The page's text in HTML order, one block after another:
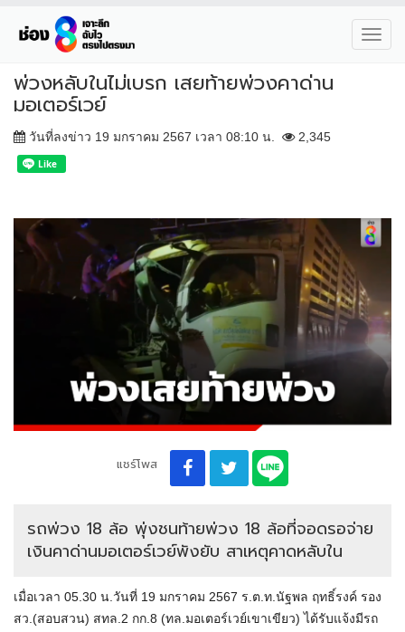
พ่วงหลับในไม่เบรก เสยท้ายพ่วงคาด่าน
มอเตอร์เวย์
วันที่ลงข่าว 19 มกราคม 2567 เวลา 08:10 น. 2,345
แชร์โพส
รถพ่วง 18 ล้อ พุ่งชนท้ายพ่วง 18 ล้อที่จอดรอจ่าย
เงินคาด่านมอเตอร์เวย์พังยับ สาเหตุคาดหลับใน
เมื่อเวลา 05.30 น.วันที่ 19 มกราคม 2567 ร.ต.ท.นัฐพล ฤทธิ์รงค์ รอง
สว.(สอบสวน) สทล.2 กก.8 (ทล.มอเตอร์เวย์เขาเขียว) ได้รับแจ้งมีรถ